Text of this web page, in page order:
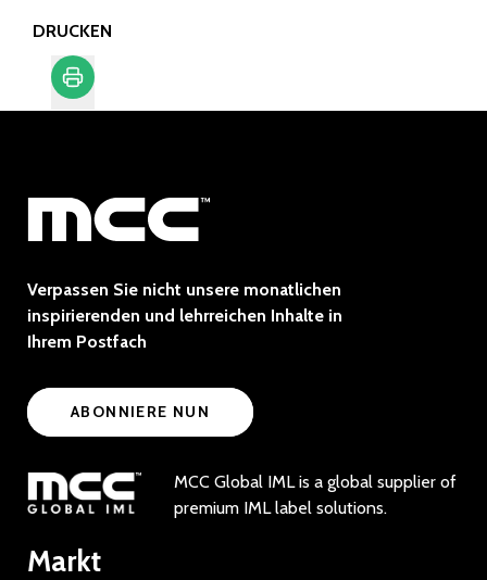
DRUCKEN
Verpassen Sie nicht unsere monatlichen
inspirierenden und lehrreichen Inhalte in
Ihrem Postfach
ABONNIERE NUN
MCC Global IML is a global supplier of
premium IML label solutions.
Markt